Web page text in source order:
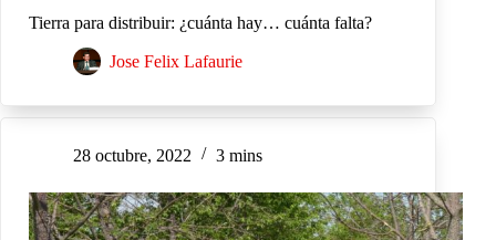
Tierra para distribuir: ¿cuánta hay… cuánta falta?
Jose Felix Lafaurie
28 octubre, 2022 3 mins